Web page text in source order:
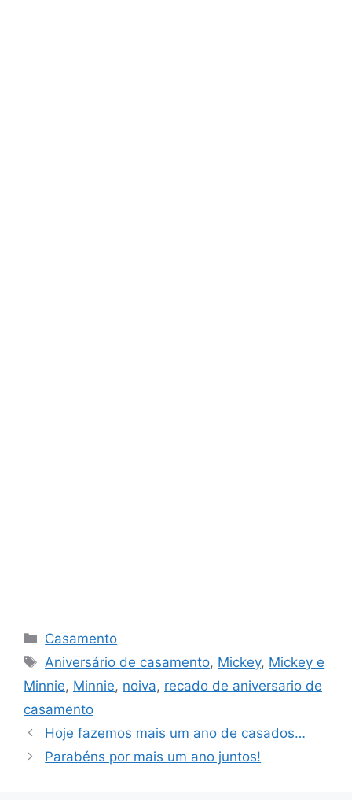
Categorias
Casamento
Tags
Aniversário de casamento, Mickey, Mickey e
Minnie, Minnie, noiva, recado de aniversario de
casamento
Hoje fazemos mais um ano de casados…
Parabéns por mais um ano juntos!